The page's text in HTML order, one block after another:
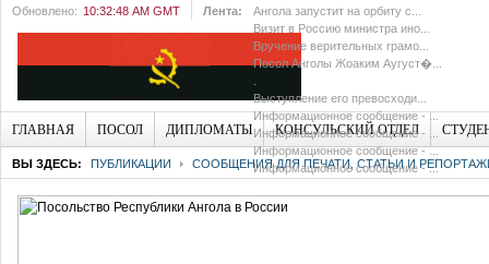
Обновлено: 10:32:48 AM GMT Лента:
Ангола запустит на орбиту с...
Визит в Россию министра ино...
Вручение верительных грамо...
Посол Анголы Жоаким Аугуст�...
Выступление его превосходи...
Информационное сообщение - ...
Информационное сообщение - ...
Информационное сообщение - ...
Информационное сообщение - ...
ГЛАВНАЯ ПОСОЛ ДИПЛОМАТЫ КОНСУЛЬСКИЙ ОТДЕЛ
ВЫ ЗДЕСЬ: ПУБЛИКАЦИИ СООБЩЕНИЯ ДЛЯ ПЕЧАТИ, СТАТЬИ И